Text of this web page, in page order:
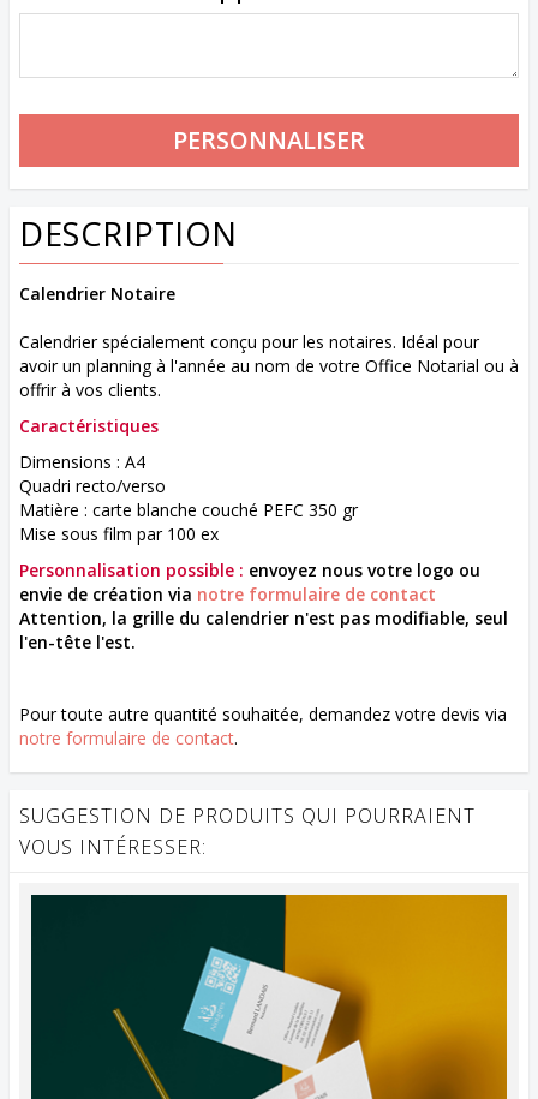
DESCRIPTION
Calendrier Notaire
Calendrier spécialement conçu pour les notaires. Idéal pour
avoir un planning à l'année au nom de votre Office Notarial ou à
offrir à vos clients.
Caractéristiques
Dimensions : A4
Quadri recto/verso
Matière : carte blanche couché PEFC 350 gr
Mise sous film par 100 ex
Personnalisation possible : envoyez nous votre logo ou
envie de création via notre formulaire de contact
Attention, la grille du calendrier n'est pas modifiable, seul
l'en-tête l'est.
Pour toute autre quantité souhaitée, demandez votre devis via
notre formulaire de contact.
SUGGESTION DE PRODUITS QUI POURRAIENT
VOUS INTÉRESSER: